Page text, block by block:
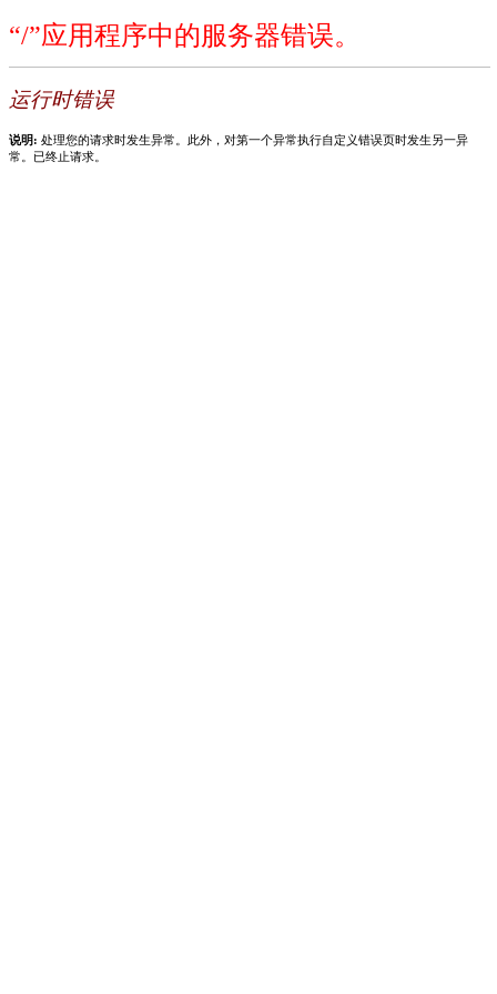
“/”应用程序中的服务器错误。
运行时错误
说明: 处理您的请求时发生异常。此外，对第一个异常执行自定义错误页时发生另一异
常。已终止请求。